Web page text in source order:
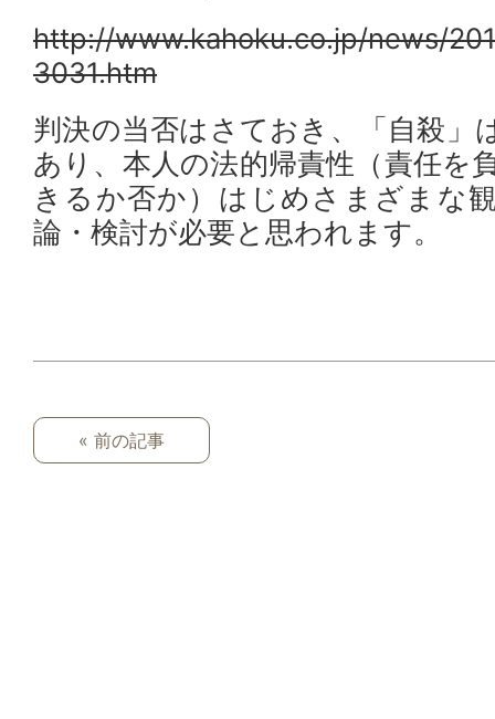
http://www.kahoku.co.jp/news/
3031.htm
判決の当否はさておき、「自殺」
あり、本人の法的帰責性（責任を
きるか否か）はじめさまざまな
論・検討が必要と思われます。
« 前の記事